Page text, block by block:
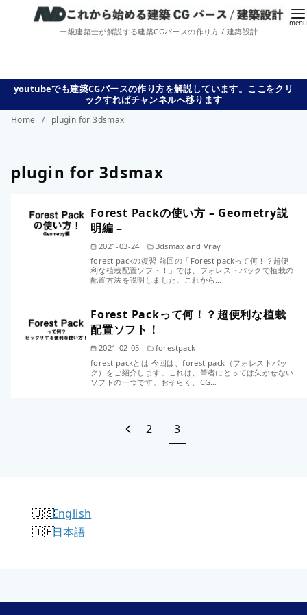
一級建築士が解説する建築CGパースの作り方 / 建築設計
youtubeでも建築CGパースの作り方を解説しています。ここをクリ
ックすればチャンネルへ移ります
Home plugin for 3dsmax
plugin for 3dsmax
Forest Packの使い方 – Geometry説
明編 –
2021-03-24
3dsmax and Vray
forest packの復習 前回の「Forest packって何！？超便
利な植栽配置ソフト！」では、フォレストパックで植栽の
配置方法を説明しました。これから…
Forest Packって何！？超便利な植栽
配置ソフト！
2021-02-05
forestpack
forest packとは 今回は、forest pack（フォレストパッ
ク）をご紹介します。これは、筆者にとっては欠かせない
ソフトの一つです。おそらく、CG…
2 3
English
日本語